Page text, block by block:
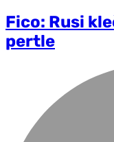
Fico: Rusi
pertle